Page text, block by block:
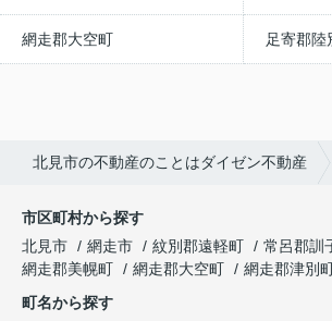
網走郡大空町 足寄郡陸
北見市の不動産のことはダイゼン不動産
市区町村から探す
北見市
網走市 紋別郡遠軽町
常呂郡訓
網走郡美幌町
網走郡大空町 網走郡津別
町名から探す